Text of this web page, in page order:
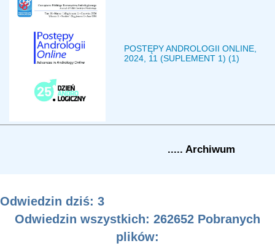
POSTĘPY ANDROLOGII ONLINE,
2024, 11 (SUPLEMENT 1) (1)
..... Archiwum
Odwiedzin dziś: 3
Odwiedzin wszystkich: 262652 Pobranych
plików: